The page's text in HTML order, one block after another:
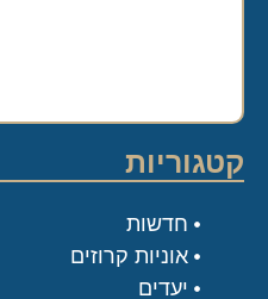
קטגוריות
חדשות
אוניות קרוזים
יעדים